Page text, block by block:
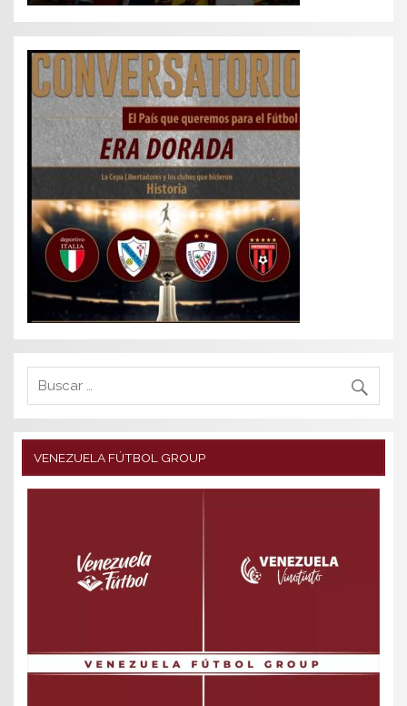
VENEZUELA FÚTBOL GROUP